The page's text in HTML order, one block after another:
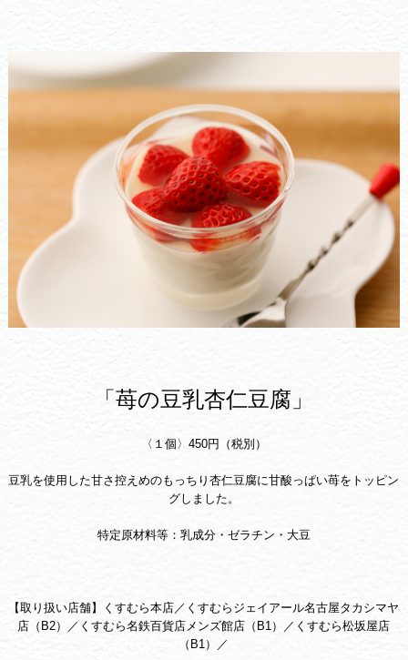
「苺の豆乳杏仁豆腐」
〈１個〉450円（税別）
豆乳を使用した甘さ控えめのもっちり杏仁豆腐に甘酸っぱい苺をトッピン
グしました。
特定原材料等：乳成分・ゼラチン・大豆
【取り扱い店舗】くすむら本店／くすむらジェイアール名古屋タカシマヤ
店（B2）／くすむら名鉄百貨店メンズ館店（B1）／くすむら松坂屋店
（B1）／